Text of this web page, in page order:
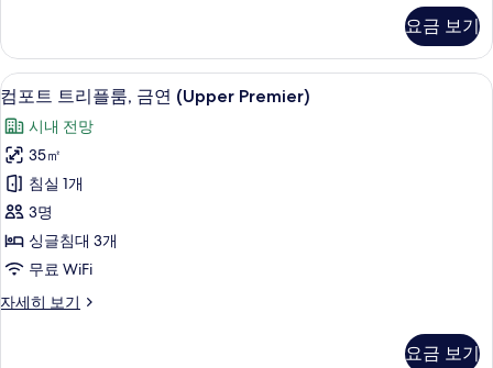
Upper
Floor)
사
진
모
두
보
기
트
윈
룸,
금
연
(Premium
Comfort,
Upper
Floor)
자
세
히
기
요금 보기
컴
포
트
트
리
플
룸,
금
연
컴포트 트리플룸, 금연 (Upper
6
컴포트 트리플룸, 금연 (Upper Premier)
시내 전망
35㎡
침실 1개
3명
싱글침대 3개
무료 WiFi
자세히 보기
컴
요금 보기